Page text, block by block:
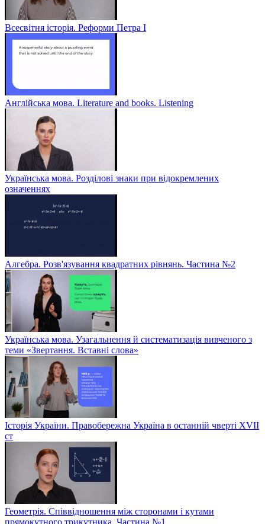
Всесвітня історія. Реформи Петра І
Англійська мова. Literature and books. Listening
Українська мова. Розділові знаки при відокремлених
означеннях
Алгебра. Розв'язування квадратних рівнянь. Частина №2
Українська мова. Узагальнення й систематизація вивченого з
теми «Звертання. Вставні слова»
Історія України. Правобережна Україна в останній чверті XVII
ст
Геометрія. Співвідношення між сторонами і кутами
прямокутного трикутника. Частина №1